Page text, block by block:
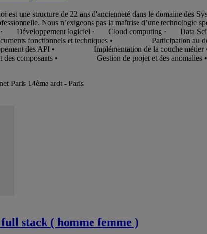
est une structure de 22 ans d'ancienneté dans le domaine des
Nous n’exigeons pas la maîtrise d’une technologie
· Développement logiciel · Cloud computing · Data
fonctionnels et techniques • Participation au
des API • Implémentation de la couche métier
composants • Gestion de projet et des
Paris 14ème ardt - Paris
stack ( homme femme )